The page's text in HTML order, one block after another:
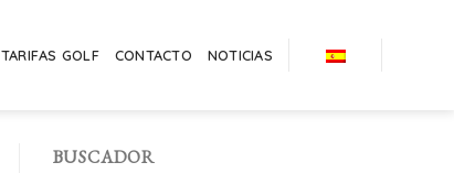
TARIFAS GOLF CONTACTO NOTICIAS
BUSCADOR